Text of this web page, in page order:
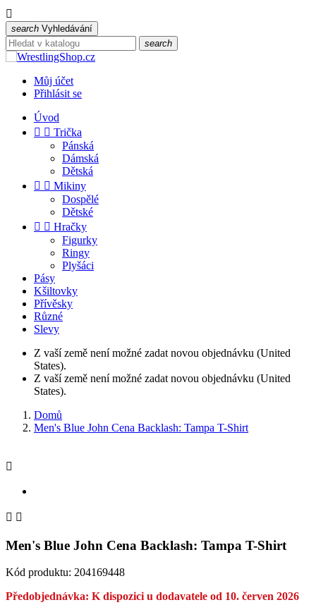

search Vyhledávání
search
Můj účet
Přihlásit se
Úvod
  Trička
Pánská
Dámská
Dětská
  Mikiny
Dospělé
Dětské
  Hračky
Figurky
Ringy
Plyšáci
Pásy
Kšiltovky
Přívěsky
Různé
Slevy
Z vaší země není možné zadat novou objednávku (United
States).
Z vaší země není možné zadat novou objednávku (United
States).
Domů
Men's Blue John Cena Backlash: Tampa T-Shirt

 
Men's Blue John Cena Backlash: Tampa T-Shirt
Kód produktu: 204169448
Předobjednávka: K dispozici u dodavatele od 10. červen 2026